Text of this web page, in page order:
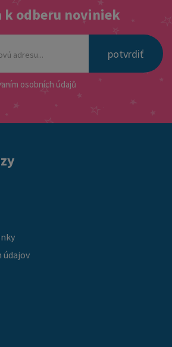
k odberu noviniek
potvrdiť
osobních údajů
údajov